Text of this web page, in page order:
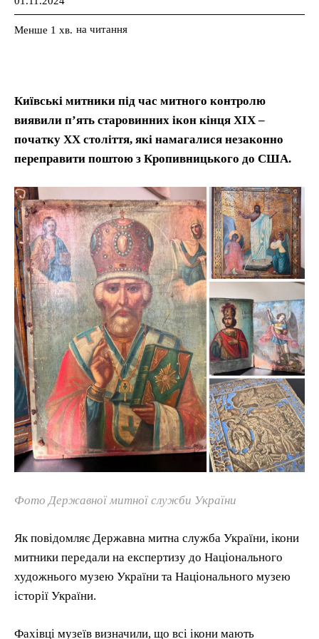
Менше 1 хв. на читання
Київські митники під час митного контролю
виявили п’ять старовинних ікон кінця ХІХ –
початку ХХ століття, які намагалися незаконно
переправити поштою з Кропивницького до США.
Фото Державної митної служби України
Як повідомляє Державна митна служба України, ікони
митники передали на експертизу до Національного
художнього музею України та Національного музею
історії України.
Фахівці музеїв визначили, що всі ікони мають